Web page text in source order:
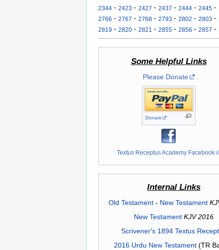
2344 · 2423 · 2427 · 2437 · 2444 · 2445 ·
2766 · 2767 · 2768 · 2793 · 2802 · 2803 ·
2819 · 2820 · 2821 · 2855 · 2856 · 2857 ·
Some Helpful Links
Please Donate
Donate
Textus Receptus Academy Facebook
Internal Links
Old Testament- New Testament
New Testament KJV 2016
Scrivener's 1894 Textus
2016 Urdu New Testament(TR